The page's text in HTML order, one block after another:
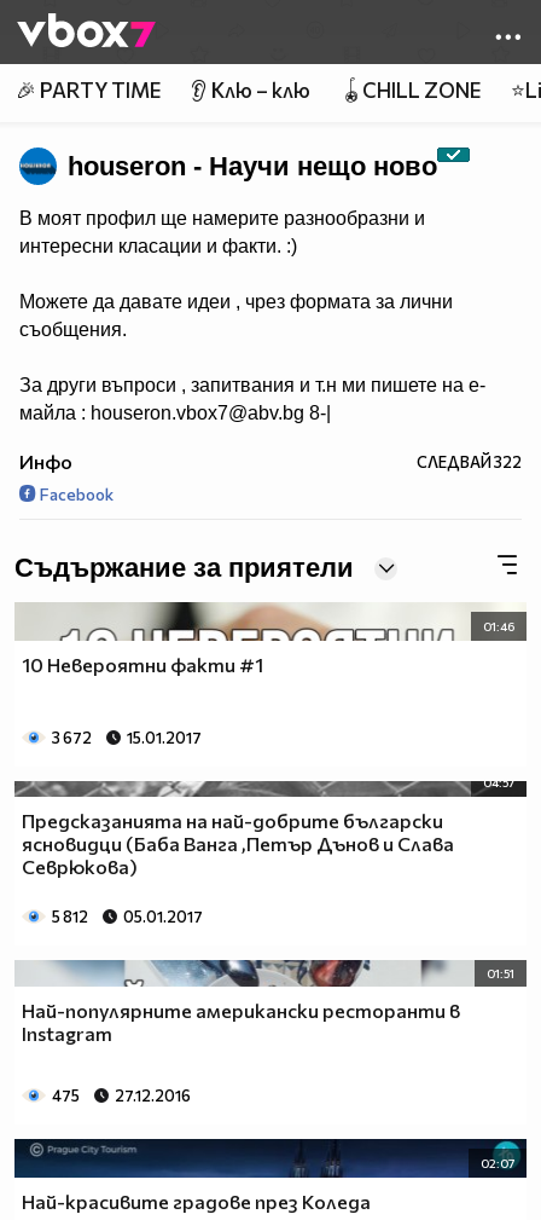
👾
🎉 PARTY TIME 👂 Клю – клю 🪀CHILL ZONE
houseron - Научи нещо ново
В моят профил ще намерите разнообразни и
интересни класации и факти. :)
Можете да давате идеи , чрез формата за лични
съобщения.
За други въпроси , запитвания и т.н ми пишете на е-
майла : houseron.vbox7@abv.bg 8-|
Инфо СЛЕДВАЙ322
Facebook
Съдържание за приятели
01:46
10 Невероятни факти #1
3 672 15.01.2017
04:57
Предсказанията на най-добрите български
ясновидци (Баба Ванга ,Петър Дънов и Слава
Севрюкова)
5 812 05.01.2017
01:51
Най-популярните американски ресторанти в
Instagram
475 27.12.2016
02:07
Най-красивите градове през Коледа